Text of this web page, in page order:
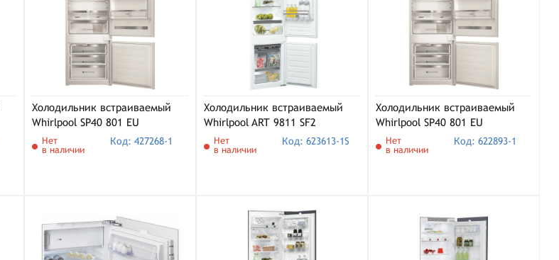
Холодильник встраиваемый
Whirlpool SP40 801 EU
Нет
в наличии
Код: 427268-1
Холодильник встраиваемый
Whirlpool ART 9811 SF2
Нет
в наличии
Код: 623613-1S
Холодильник встраиваемый
Whirlpool SP40 801 EU
Нет
в наличии
Код: 622893-1